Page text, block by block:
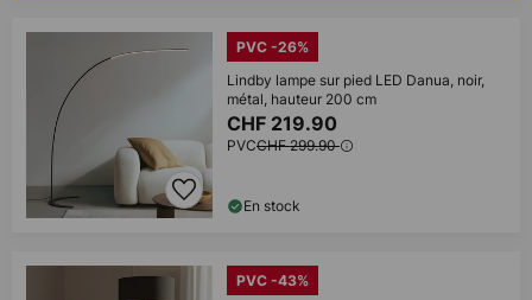
PVC -26%
Lindby lampe sur pied LED Danua, noir,
métal, hauteur 200 cm
CHF 219.90
PVCCHF 299.90
En stock
PVC -43%